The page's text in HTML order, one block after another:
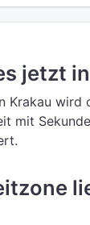
jetzt
Krakau wird
mit